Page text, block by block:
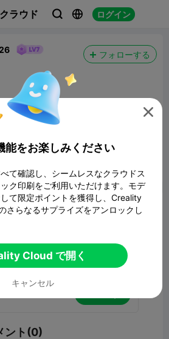
ラウド   ログイン
フォローする
John west
GOTTEN IN A WEEK
11 
ント(0)

能をお楽しみください
て確認し、シームレスなクラウドス
ク印刷をご利用いただけます。モデ
て限定ポイントを獲得し、Creality
さらなるサプライズをアンロックし
Cloud で開く
キャンセル